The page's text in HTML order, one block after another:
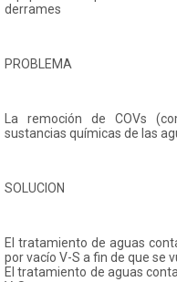
derrames
PROBLEMA
La remoción de COVs
sustancias químicas de las
SOLUCION
El tratamiento de aguas
por vacío V-S a fin de que se
El tratamiento de aguas